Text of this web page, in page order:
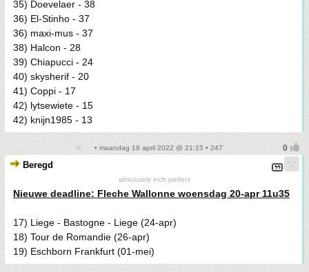
35) Doevelaer - 38
36) El-Stinho - 37
36) maxi-mus - 37
38) Halcon - 28
39) Chiapucci - 24
40) skysherif - 20
41) Coppi - 17
42) lytsewiete - 15
42) knijn1985 - 13
• maandag 18 april 2022 @ 21:15 • 247
Beregd
absolutely inch perfect
Nieuwe deadline: Fleche Wallonne woensdag 20-apr 11u35
17) Liege - Bastogne - Liege (24-apr)
18) Tour de Romandie (26-apr)
19) Eschborn Frankfurt (01-mei)